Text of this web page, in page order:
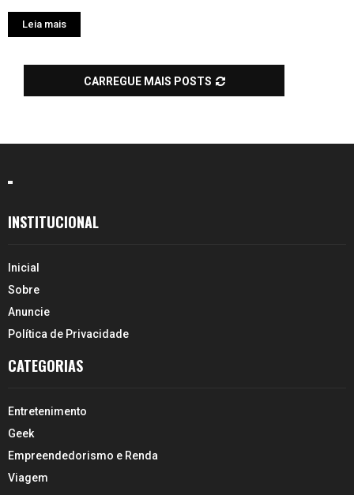
Leia mais
CARREGUE MAIS POSTS
INSTITUCIONAL
Inicial
Sobre
Anuncie
Política de Privacidade
CATEGORIAS
Entretenimento
Geek
Empreendedorismo e Renda
Viagem